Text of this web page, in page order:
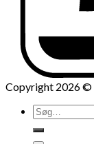
Copyright 2026 ©
Søg
efter: